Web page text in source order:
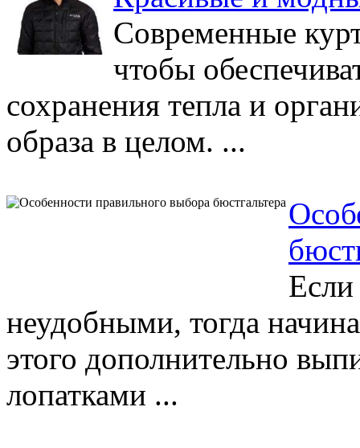
Современные
чтобы
сохранения тепла и
образа в целом. ...
Если
неудобными, тогда
этого дополнительно
лопатками ...